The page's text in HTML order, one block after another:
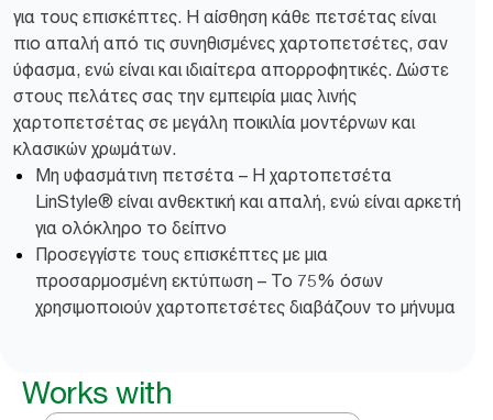
για τους επισκέπτες. Η αίσθηση κάθε πετσέτας είναι
πιο απαλή από τις συνηθισμένες χαρτοπετσέτες, σαν
ύφασμα, ενώ είναι και ιδιαίτερα απορροφητικές. Δώστε
στους πελάτες σας την εμπειρία μιας λινής
χαρτοπετσέτας σε μεγάλη ποικιλία μοντέρνων και
κλασικών χρωμάτων.
Μη υφασμάτινη πετσέτα – Η χαρτοπετσέτα
LinStyle® είναι ανθεκτική και απαλή, ενώ είναι αρκετή
για ολόκληρο το δείπνο
Προσεγγίστε τους επισκέπτες με μια
προσαρμοσμένη εκτύπωση – Το 75% όσων
χρησιμοποιούν χαρτοπετσέτες διαβάζουν το μήνυμα
Works with